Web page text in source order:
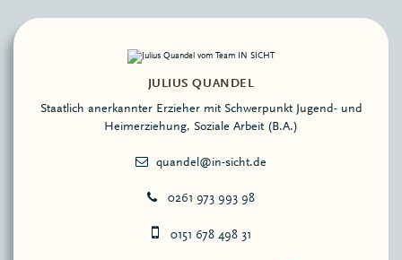
JULIUS QUANDEL
Staatlich anerkannter Erzieher mit Schwerpunkt Jugend- und
Heimerziehung, Soziale Arbeit (B.A.)
0261 973 993 98
0151 678 498 31